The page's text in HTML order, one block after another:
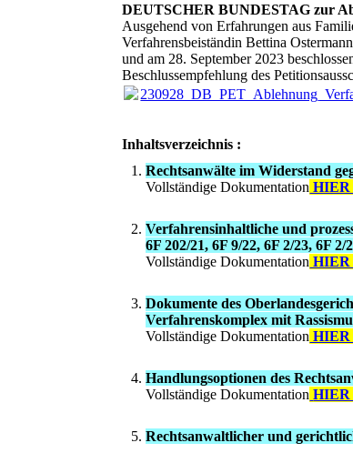
DEUTSCHER BUNDESTAG zur
Ausgehend von Erfahrungen aus
Verfahrensbeiständin Bettina
und am 28. September 2023
Beschlussempfehlung des
Inhaltsverzeichnis :
Rechtsanwälte im Widerstand
Vollständige Dokumentation HIER
Verfahrensinhaltliche und
6F 202/21, 6F 9/22, 6F 2/23, 6F
Vollständige Dokumentation HIER
Dokumente des
Verfahrenskomplex mit
Vollständige Dokumentation HIER
Handlungsoptionen des
Vollständige Dokumentation HIER
Rechtsanwaltlicher und